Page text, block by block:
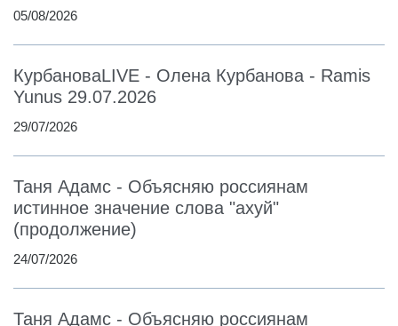
05/08/2026
КурбановаLIVE - Олена Курбанова - Ramis
Yunus 29.07.2026
29/07/2026
Таня Адамс - Объясняю россиянам
истинное значение слова "ахуй"
(продолжение)
24/07/2026
Таня Адамс - Объясняю россиянам